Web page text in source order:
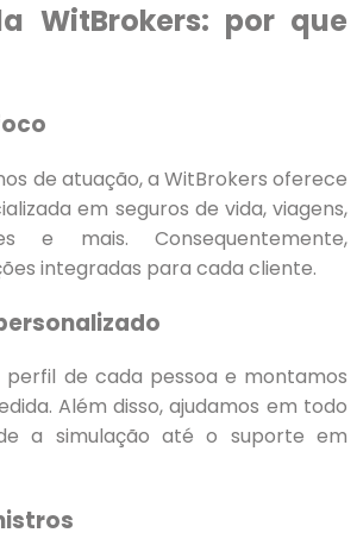
WitBrokers: por que
de atuação, a WitBrokers oferece
em seguros de vida, viagens,
e mais. Consequentemente,
integradas para cada cliente.
perfil de cada pessoa e montamos
Além disso, ajudamos em todo
a simulação até o suporte em